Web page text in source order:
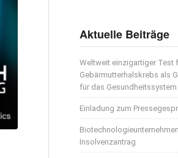
Aktuelle Beiträge
Weltweit einzigartiger Test
Gebärmutterhalskrebs als
für das Gesundheitssystem
Einladung zum
Insolvenzantrag